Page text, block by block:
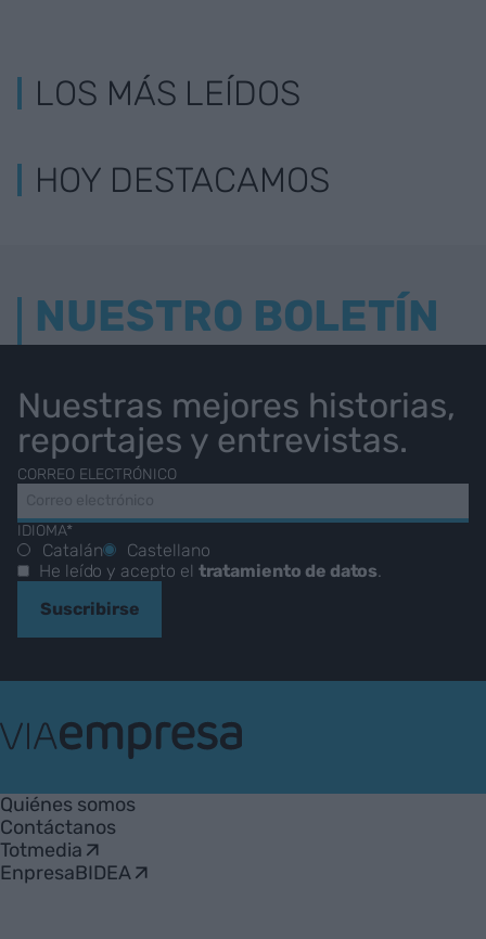
LOS MÁS LEÍDOS
HOY DESTACAMOS
NUESTRO BOLETÍN
Nuestras mejores historias,
reportajes y entrevistas.
CORREO ELECTRÓNICO
IDIOMA*
Catalán
Castellano
He leído y acepto el tratamiento de datos.
Suscribirse
Empresa
Quiénes somos
Contáctanos
Totmedia
EnpresaBIDEA